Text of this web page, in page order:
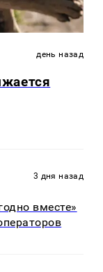
день назад
3 дня назад
вместе»